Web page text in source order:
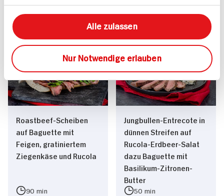
Alle zulassen
Nur Notwendige erlauben
1.199 kcal p. Portion
893 kcal p. Portion
Schwer
Roastbeef-Scheiben
auf Baguette mit
Feigen, gratiniertem
Ziegenkäse und Rucola
90 min
Jungbullen-Entrecote in
dünnen Streifen auf
Rucola-Erdbeer-Salat
dazu Baguette mit
Basilikum-Zitronen-
Butter
50 min